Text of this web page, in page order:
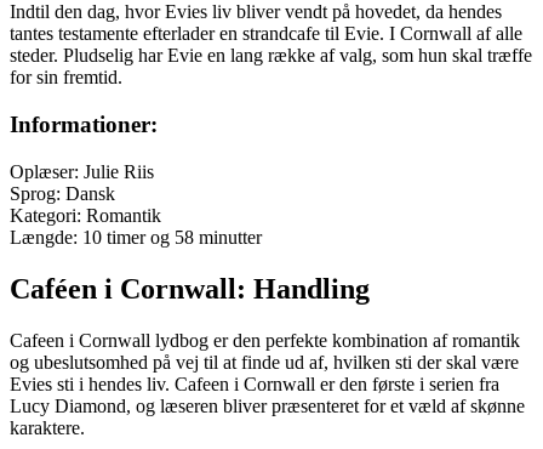
Indtil den dag, hvor Evies liv bliver vendt på hovedet, da hendes
tantes testamente efterlader en strandcafe til Evie. I Cornwall af alle
steder. Pludselig har Evie en lang række af valg, som hun skal træffe
for sin fremtid.
Informationer:
Oplæser: Julie Riis
Sprog: Dansk
Kategori: Romantik
Længde: 10 timer og 58 minutter
Caféen i Cornwall: Handling
Cafeen i Cornwall lydbog er den perfekte kombination af romantik
og ubeslutsomhed på vej til at finde ud af, hvilken sti der skal være
Evies sti i hendes liv. Cafeen i Cornwall er den første i serien fra
Lucy Diamond, og læseren bliver præsenteret for et væld af skønne
karaktere.